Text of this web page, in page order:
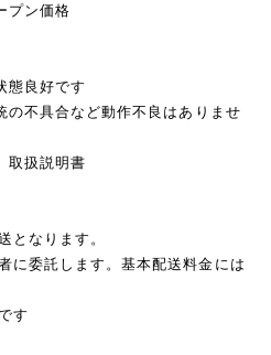
プン価格
態良好です
不具合など動作不良はありませ
取扱説明書
となります。
に委託します。基本配送料金には
す